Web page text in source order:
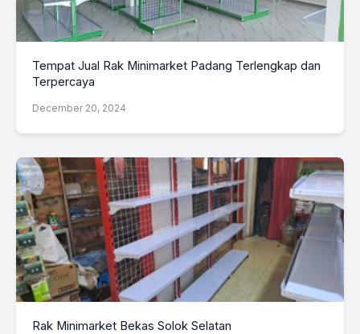
Tempat Jual Rak Minimarket Padang Terlengkap dan
Terpercaya
December 20, 2024
Rak Minimarket Bekas Solok Selatan